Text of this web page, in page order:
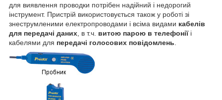
для виявлення проводки потрібен надійний і недорогий
інструмент. Пристрій використовується також у роботі зі
знеструмленими електропроводами і всіма видами кабелів
для передачі даних , в т.ч. витою парою в телефоніїі
кабелями для передачі голосових повідомлень